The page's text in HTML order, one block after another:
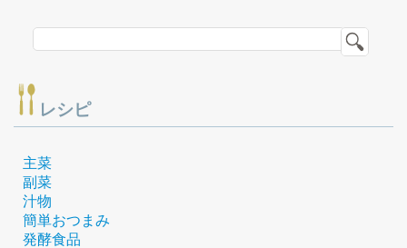
レシピ
主菜
副菜
汁物
簡単おつまみ
発酵食品